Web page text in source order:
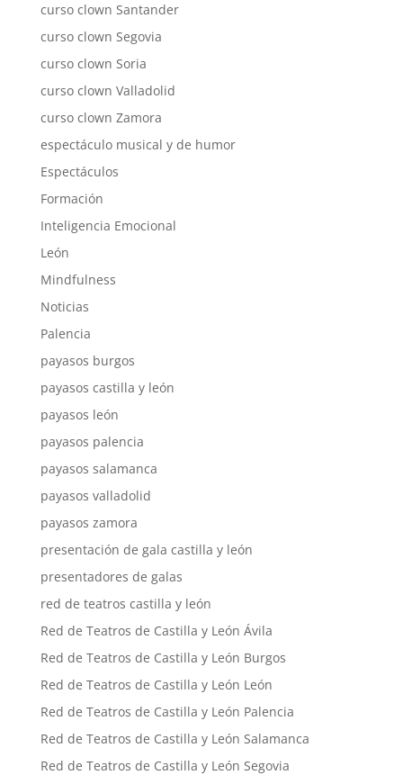
curso clown Santander
curso clown Segovia
curso clown Soria
curso clown Valladolid
curso clown Zamora
espectáculo musical y de humor
Espectáculos
Formación
Inteligencia Emocional
León
Mindfulness
Noticias
Palencia
payasos burgos
payasos castilla y león
payasos león
payasos palencia
payasos salamanca
payasos valladolid
payasos zamora
presentación de gala castilla y león
presentadores de galas
red de teatros castilla y león
Red de Teatros de Castilla y León Ávila
Red de Teatros de Castilla y León Burgos
Red de Teatros de Castilla y León León
Red de Teatros de Castilla y León Palencia
Red de Teatros de Castilla y León Salamanca
Red de Teatros de Castilla y León Segovia